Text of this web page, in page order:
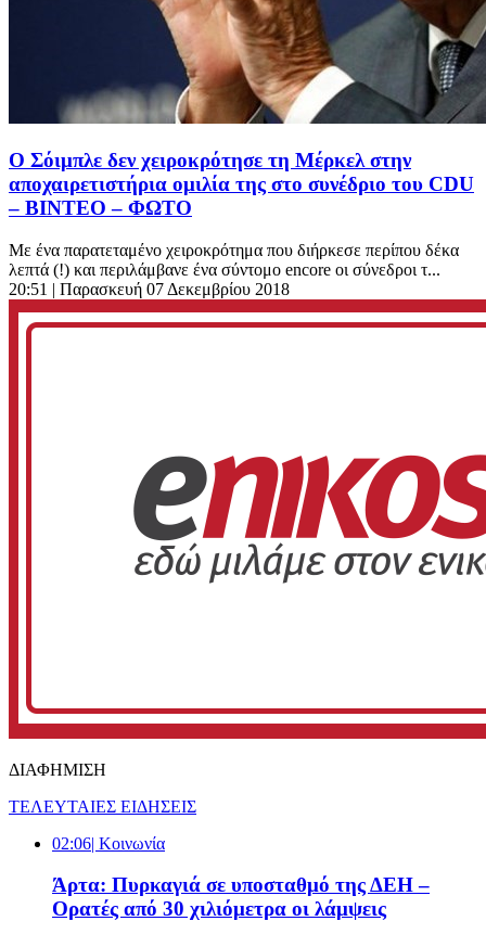
Ο Σόιμπλε δεν χειροκρότησε τη Μέρκελ στην
αποχαιρετιστήρια ομιλία της στο συνέδριο του CDU
– ΒΙΝΤΕΟ – ΦΩΤΟ
Με ένα παρατεταμένο χειροκρότημα που διήρκεσε περίπου δέκα
λεπτά (!) και περιλάμβανε ένα σύντομο encore οι σύνεδροι τ...
20:51 | Παρασκευή 07 Δεκεμβρίου 2018
ΔΙΑΦΗΜΙΣΗ
ΤΕΛΕΥΤΑΙΕΣ ΕΙΔΗΣΕΙΣ
02:06| Κοινωνία
Άρτα: Πυρκαγιά σε υποσταθμό της ΔΕΗ –
Ορατές από 30 χιλιόμετρα οι λάμψεις